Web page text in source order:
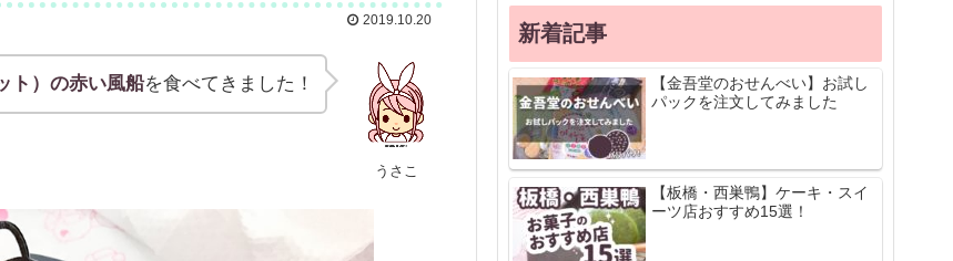
2019.10.20
うさこ
ト）の赤い風船を食べてきました！
新着記事
【金吾堂のおせんべい】お試し
パックを注文してみました
【板橋・西巣鴨】ケーキ・スイ
ーツ店おすすめ15選！